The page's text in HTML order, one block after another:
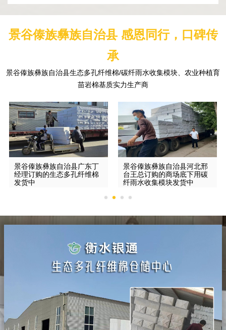
景谷傣族彝族自治县 感恩同行，口碑传
承
景谷傣族彝族自治县生态多孔纤维棉/碳纤雨水收集模块、农业种植育
苗岩棉基质实力生产商
景谷傣族彝族自治县广东丁
经理订购的生态多孔纤维棉
发货中
景谷傣族彝族自治县河北邢
台王总订购的商场底下用碳
纤雨水收集模块发货中